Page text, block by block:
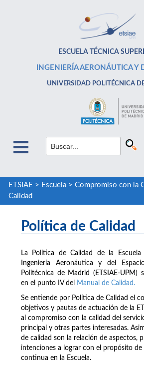
ESCUELA TÉCNICA
INGENIERÍA AERONÁUTICA Y
UNIVERSIDAD POLITÉCNICA
ETSIAE > Escuela> Compromiso con la
Calidad
Política de Calidad
La Política de Calidad de la Escuela
Ingeniería Aeronáutica y del
Politécnica de Madrid (ETSIAE-UPM)
en el punto IV del
Manual de Calidad.
Se entiende por Política de Calidad el
objetivos y pautas de actuación de la
al compromiso con la calidad del
principal y otras partes interesadas.
de calidad son la relación de aspectos,
intenciones a lograr con el propósito de
continua en la Escuela.